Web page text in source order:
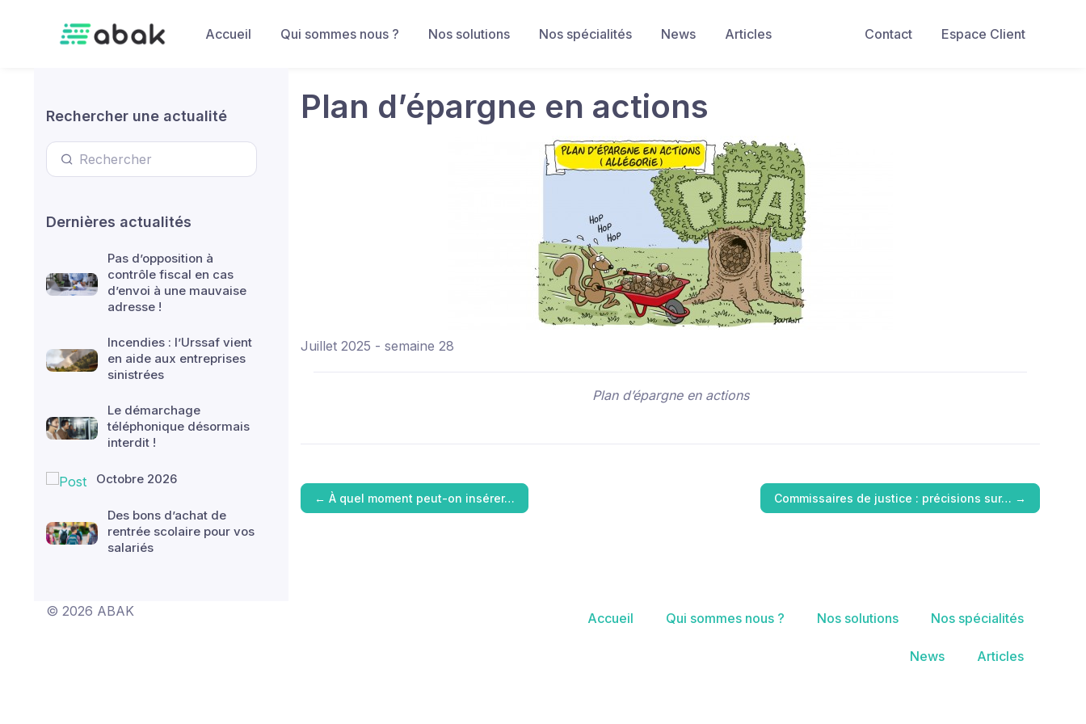
Contact
Espace Client
Accueil Qui sommes nous ? Nos solutions Nos spécialités News Articles
Rechercher une actualité
Dernières actualités
Pas d’opposition à
contrôle fiscal en cas
d’envoi à une mauvaise
adresse !
Incendies : l’Urssaf vient
en aide aux entreprises
sinistrées
Le démarchage
téléphonique désormais
interdit !
Octobre 2026
Des bons d’achat de
rentrée scolaire pour vos
salariés
Plan d’épargne en actions
Juillet 2025 - semaine 28
Plan d’épargne en actions
← À quel moment peut-on insérer… Commissaires de justice : précisions sur… →
© 2026 ABAK Accueil Qui sommes nous ? Nos solutions Nos spécialités
News Articles